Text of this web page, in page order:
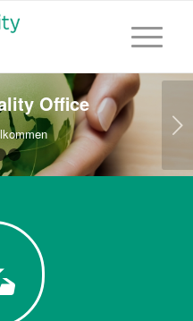
Office
Weiter
1 2 3 4